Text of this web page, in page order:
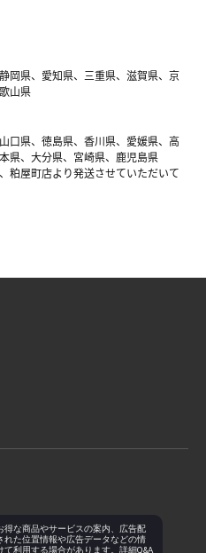
岡県、愛知県、三重県、滋賀県、京
山県
口県、徳島県、香川県、愛媛県、高
県、大分県、宮崎県、鹿児島県
粕屋町店より発送させていただいて
得な商品やサービスの案内、広告配
た位置情報や広告データなどの情
利用する場合があります。詳細Q&A